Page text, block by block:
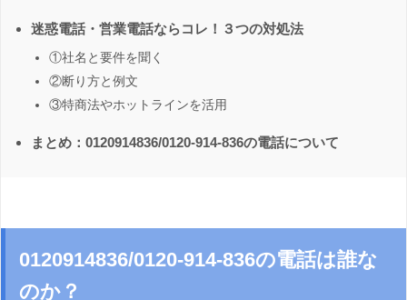
迷惑電話・営業電話ならコレ！３つの対処法
①社名と要件を聞く
②断り方と例文
③特商法やホットラインを活用
まとめ：0120914836/0120-914-836の電話について
0120914836/0120-914-836の電話は誰な
のか？